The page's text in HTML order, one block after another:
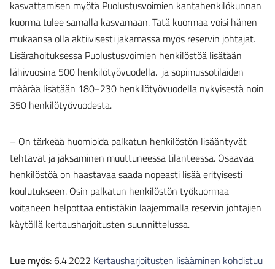
kasvattamisen myötä Puolustusvoimien kantahenkilökunnan
kuorma tulee samalla kasvamaan. Tätä kuormaa voisi hänen
mukaansa olla aktiivisesti jakamassa myös reservin johtajat.
Lisärahoituksessa Puolustusvoimien henkilöstöä lisätään
lähivuosina 500 henkilötyövuodella. ja sopimussotilaiden
määrää lisätään 180−230 henkilötyövuodella nykyisestä noin
350 henkilötyövuodesta.
– On tärkeää huomioida palkatun henkilöstön lisääntyvät
tehtävät ja jaksaminen muuttuneessa tilanteessa. Osaavaa
henkilöstöä on haastavaa saada nopeasti lisää erityisesti
koulutukseen. Osin palkatun henkilöstön työkuormaa
voitaneen helpottaa entistäkin laajemmalla reservin johtajien
käytöllä kertausharjoitusten suunnittelussa.
Lue myös:6.4.2022 Kertausharjoitusten lisääminen kohdistuu